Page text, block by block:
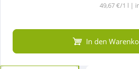
49,67 €/1 l |
In den